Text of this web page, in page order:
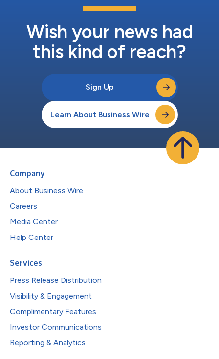
Wish your news had
this kind of reach?
Sign Up
Learn About Business Wire
Company
About Business Wire
Careers
Media Center
Help Center
Services
Press Release Distribution
Visibility & Engagement
Complimentary Features
Investor Communications
Reporting & Analytics